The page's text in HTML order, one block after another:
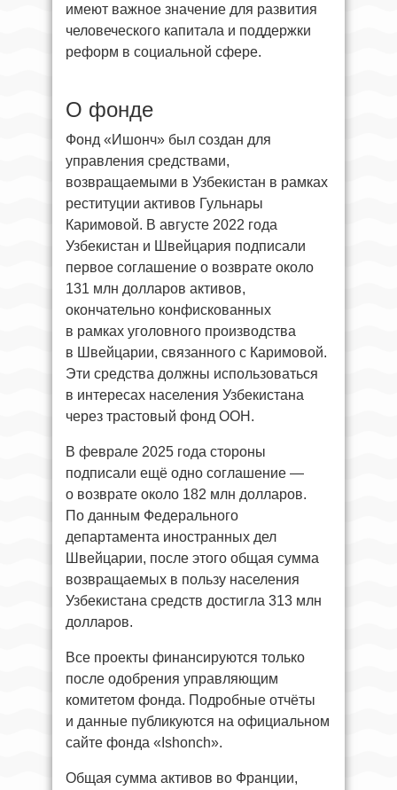
имеют важное значение для развития
человеческого капитала и поддержки
реформ в социальной сфере.
О фонде
Фонд «Ишонч» был создан для
управления средствами,
возвращаемыми в Узбекистан в рамках
реституции активов Гульнары
Каримовой. В августе 2022 года
Узбекистан и Швейцария подписали
первое соглашение о возврате около
131 млн долларов активов,
окончательно конфискованных
в рамках уголовного производства
в Швейцарии, связанного с Каримовой.
Эти средства должны использоваться
в интересах населения Узбекистана
через трастовый фонд ООН.
В феврале 2025 года стороны
подписали ещё одно соглашение —
о возврате около 182 млн долларов.
По данным Федерального
департамента иностранных дел
Швейцарии, после этого общая сумма
возвращаемых в пользу населения
Узбекистана средств достигла 313 млн
долларов.
Все проекты финансируются только
после одобрения управляющим
комитетом фонда. Подробные отчёты
и данные публикуются на официальном
сайте фонда «Ishonch».
Общая сумма активов во Франции,